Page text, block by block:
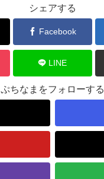
シェアする
Facebook
LINE
ぷちなまをフォローする